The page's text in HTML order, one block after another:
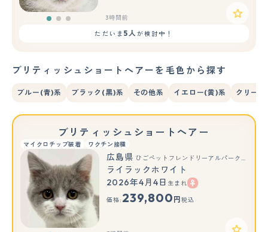
3時間前
ただいま 5人が検討中！
ブリティッシュショートヘアーを毛色から探す
ブルー(青)系 ブラック(黒)系 その他系 イエロー(黄)系 クリーム
ブリティッシュショートヘアー
マイクロチップ装着 ワクチン接種
もっと見る
広島県 ひごペットフレンドリーアルパーク広島店
ライラックホワイト
2026年4月4日 生まれ
価格: 239,800 円 税込